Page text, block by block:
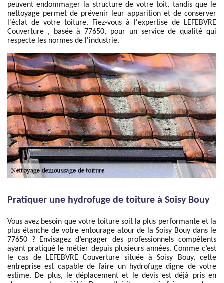
peuvent endommager la structure de votre toit, tandis que le
nettoyage permet de prévenir leur apparition et de conserver
l'éclat de votre toiture. Fiez-vous à l'expertise de LEFEBVRE
Couverture , basée à 77650, pour un service de qualité qui
respecte les normes de l'industrie.
Pratiquer une hydrofuge de toiture à Soisy Bouy
Vous avez besoin que votre toiture soit la plus performante et la
plus étanche de votre entourage atour de la Soisy Bouy dans le
77650 ? Envisagez d’engager des professionnels compétents
ayant pratiqué le métier depuis plusieurs années. Comme c’est
le cas de LEFEBVRE Couverture située à Soisy Bouy, cette
entreprise est capable de faire un hydrofuge digne de votre
estime. De plus, le déplacement et le devis est déjà pris en